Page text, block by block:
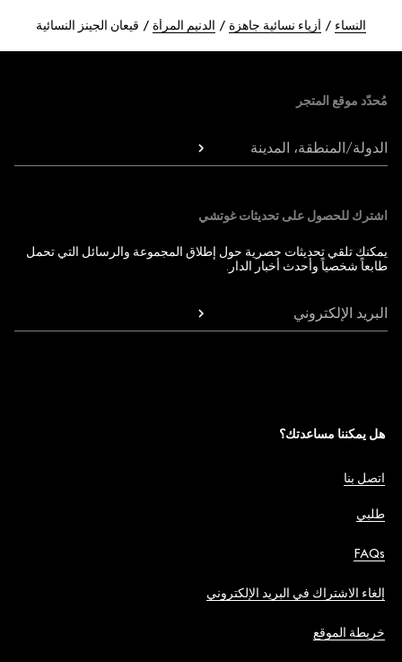
النساء أزياء نسائية جاهزة الدنيم المرأة قيعان الجينز النسائية
مُحدّد موقع المتجر
الدولة/المنطقة، المدينة
اشترك للحصول على تحديثات غوتشي
يمكنك تلقي تحديثات حصرية حول إطلاق المجموعة والرسائل التي تحمل
طابعاً شخصياً وأحدث أخبار الدار.
البريد الإلكتروني
هل يمكننا مساعدتك؟
اتصل بنا
طلبي
FAQs
إلغاء الاشتراك في البريد الإلكتروني
خريطة الموقع